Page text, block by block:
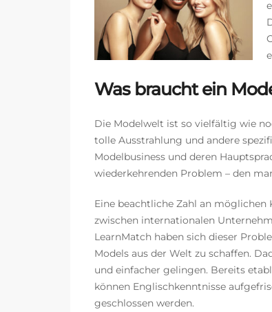
Was braucht ein
Die Modelwelt ist so vielfältig wie
tolle Ausstrahlung und andere
Modelbusiness und deren
wiederkehrenden Problem – den
Eine beachtliche Zahl an
zwischen internationalen
LearnMatch haben sich dieser
Models aus der Welt zu schaffen.
und einfacher gelingen. Bereits
können Englischkenntnisse
geschlossen werden.